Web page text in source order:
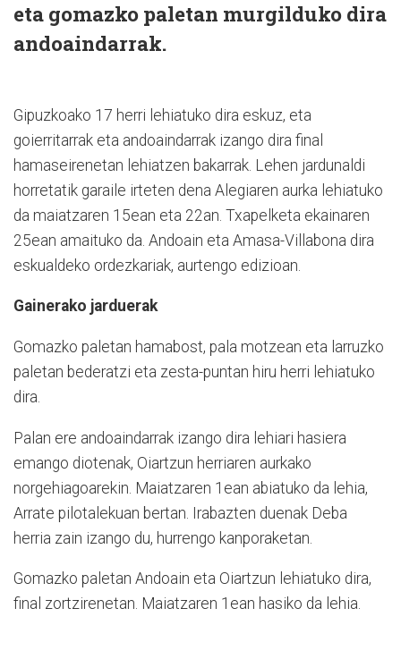
eta gomazko paletan murgilduko dira
andoaindarrak.
Gipuzkoako 17 herri lehiatuko dira eskuz, eta
goierritarrak eta andoaindarrak izango dira final
hamaseirenetan lehiatzen bakarrak. Lehen jardunaldi
horretatik garaile irteten dena Alegiaren aurka lehiatuko
da maiatzaren 15ean eta 22an. Txapelketa ekainaren
25ean amaituko da. Andoain eta Amasa-Villabona dira
eskualdeko ordezkariak, aurtengo edizioan.
Gainerako jarduerak
Gomazko paletan hamabost, pala motzean eta larruzko
paletan bederatzi eta zesta-puntan hiru herri lehiatuko
dira.
Palan ere andoaindarrak izango dira lehiari hasiera
emango diotenak, Oiartzun herriaren aurkako
norgehiagoarekin. Maiatzaren 1ean abiatuko da lehia,
Arrate pilotalekuan bertan. Irabazten duenak Deba
herria zain izango du, hurrengo kanporaketan.
Gomazko paletan Andoain eta Oiartzun lehiatuko dira,
final zortzirenetan. Maiatzaren 1ean hasiko da lehia.